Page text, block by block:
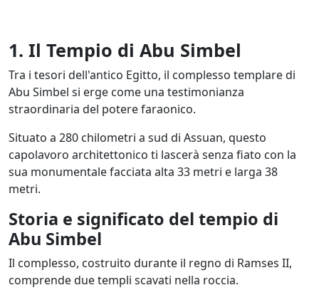
1. Il Tempio di Abu Simbel
Tra i tesori dell'antico Egitto, il complesso templare di
Abu Simbel si erge come una testimonianza
straordinaria del potere faraonico.
Situato a 280 chilometri a sud di Assuan, questo
capolavoro architettonico ti lascerà senza fiato con la
sua monumentale facciata alta 33 metri e larga 38
metri.
Storia e significato del tempio di
Abu Simbel
Il complesso, costruito durante il regno di Ramses II,
comprende due templi scavati nella roccia.